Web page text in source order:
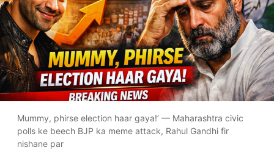
Mummy, phirse election haar gaya!’ — Maharashtra civic
polls ke beech BJP ka meme attack, Rahul Gandhi fir
nishane par